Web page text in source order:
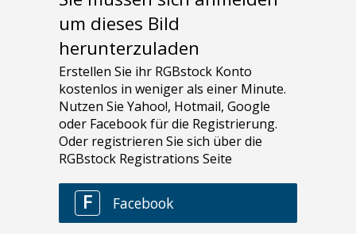
um dieses Bild
herunterzuladen